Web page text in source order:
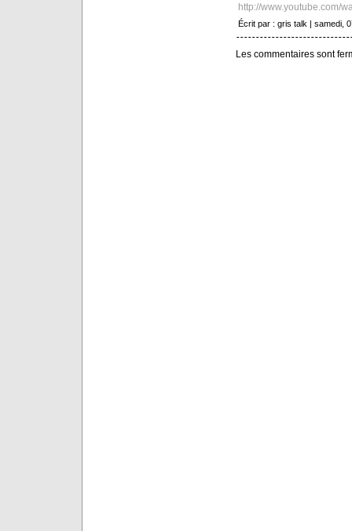
http://www.youtube.com/
Écrit par : gris talk | samedi,
Les commentaires sont